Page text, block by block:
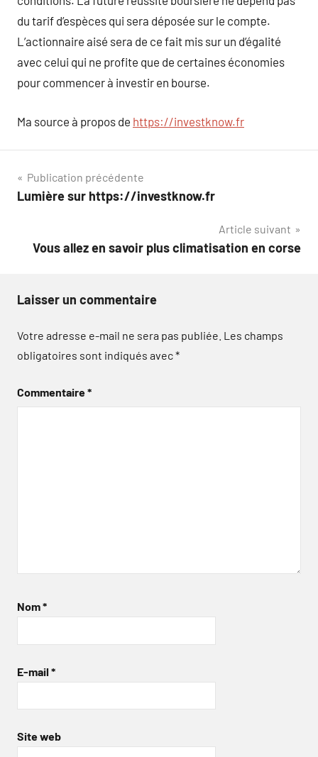
du tarif d’espèces qui sera déposée sur le compte.
L’actionnaire aisé sera de ce fait mis sur un d’égalité
avec celui qui ne profite que de certaines économies
pour commencer à investir en bourse.
Ma source à propos de https://investknow.fr
Navigation
de
Publication précédente
Lumière sur https://investknow.fr
Article suivant
Vous allez en savoir plus climatisation en corse
Laisser un commentaire
Votre adresse e-mail ne sera pas publiée. Les champs
obligatoires sont indiqués avec*
Commentaire*
Nom*
E-mail *
Site web